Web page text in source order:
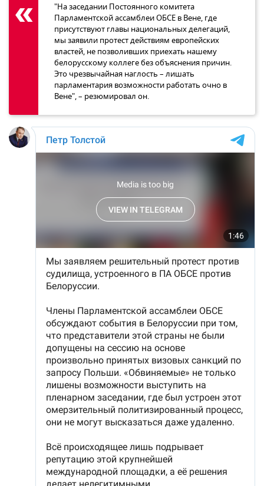
"На заседании Постоянного комитета
Парламентской ассамблеи ОБСЕ в Вене, где
присутствуют главы национальных делегаций,
мы заявили протест действиям европейских
властей, не позволивших приехать нашему
белорусскому коллеге без объяснения причин.
Это чрезвычайная наглость – лишать
парламентария возможности работать очно в
Вене", – резюмировал он.